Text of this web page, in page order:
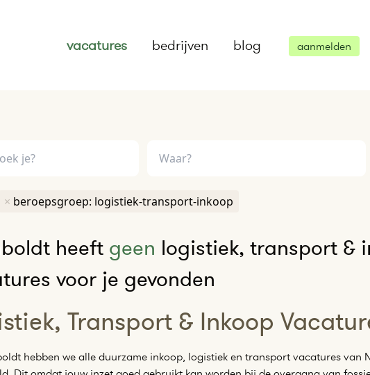
vacatures bedrijven blog aanmelden
× beroepsgroep: logistiek-transport-inkoop
heeft geen logistiek, transport &
voor je gevonden
Transport & Inkoop
hebben we alle duurzame inkoop, logistiek en transport vacatures van